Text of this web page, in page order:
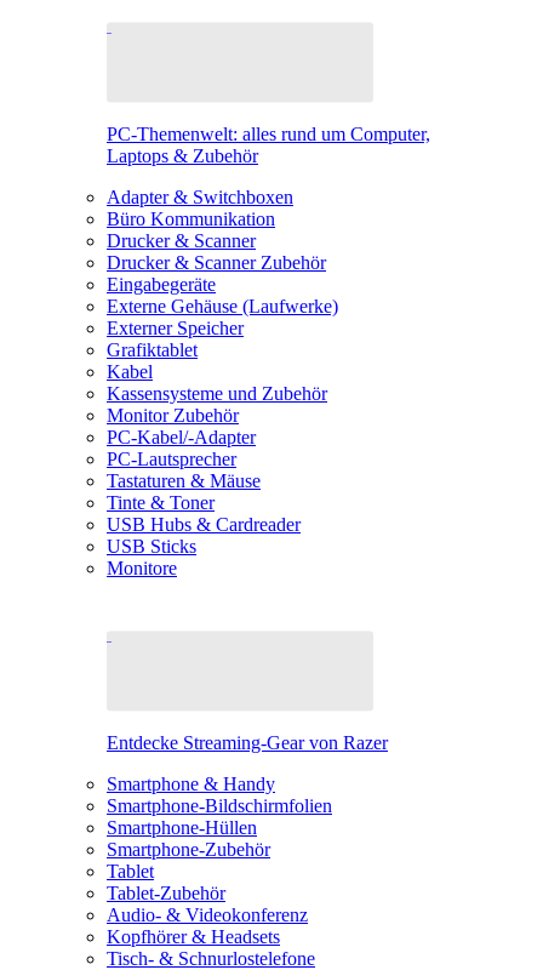
PC-Themenwelt: alles rund um Computer,
Laptops & Zubehör
Adapter & Switchboxen
Büro Kommunikation
Drucker & Scanner
Drucker & Scanner Zubehör
Eingabegeräte
Externe Gehäuse (Laufwerke)
Externer Speicher
Grafiktablet
Kabel
Kassensysteme und Zubehör
Monitor Zubehör
PC-Kabel/-Adapter
PC-Lautsprecher
Tastaturen & Mäuse
Tinte & Toner
USB Hubs & Cardreader
USB Sticks
Monitore
Entdecke Streaming-Gear von Razer
Smartphone & Handy
Smartphone-Bildschirmfolien
Smartphone-Hüllen
Smartphone-Zubehör
Tablet
Tablet-Zubehör
Audio- & Videokonferenz
Kopfhörer & Headsets
Tisch- & Schnurlostelefone